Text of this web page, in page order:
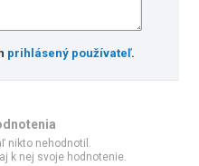
prihlásený používateľ.
nikto nehodnotil.
k nej svoje hodnotenie.